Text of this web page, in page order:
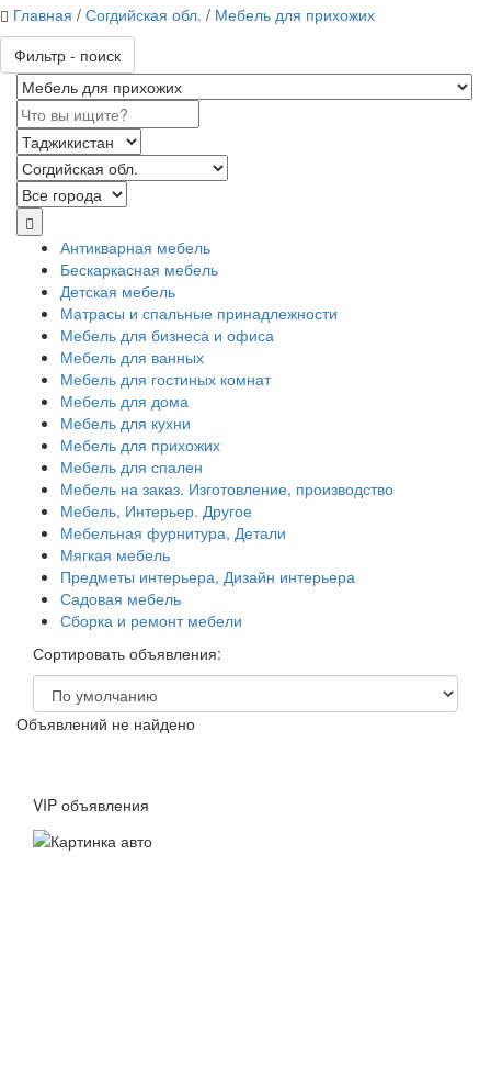
Главная / Согдийская обл. / Мебель для прихожих
Фильтр - поиск
Антикварная мебель
Бескаркасная мебель
Детская мебель
Матрасы и спальные принадлежности
Мебель для бизнеса и офиса
Мебель для ванных
Мебель для гостиных комнат
Мебель для дома
Мебель для кухни
Мебель для прихожих
Мебель для спален
Мебель на заказ. Изготовление, производство
Мебель, Интерьер. Другое
Мебельная фурнитура, Детали
Мягкая мебель
Предметы интерьера, Дизайн интерьера
Садовая мебель
Сборка и ремонт мебели
Сортировать объявления:
Объявлений не найдено
VIP объявления